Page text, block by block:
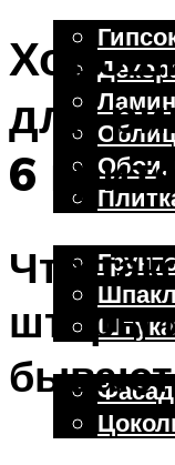
Обои,
Фасад
для
6
Что
шторы
бывают